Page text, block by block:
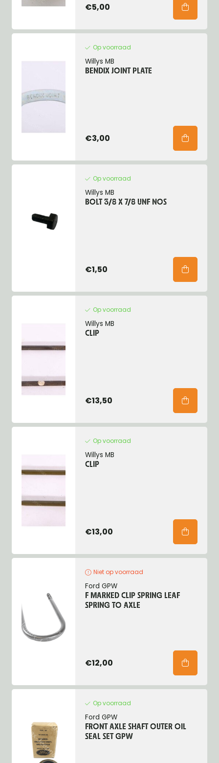
€5,00
Op voorraad
Willys MB
BENDIX JOINT PLATE
€3,00
Op voorraad
Willys MB
BOLT 3/8 X 7/8 UNF NOS
€1,50
Op voorraad
Willys MB
CLIP
€13,50
Op voorraad
Willys MB
CLIP
€13,00
Niet op voorraad
Ford GPW
F MARKED CLIP SPRING LEAF
SPRING TO AXLE
€12,00
Op voorraad
Ford GPW
FRONT AXLE SHAFT OUTER OIL
SEAL SET GPW